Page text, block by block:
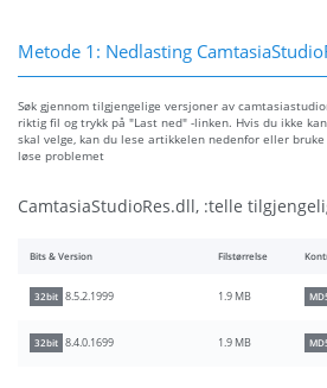
Metode 1: Nedlasting
Søk gjennom tilgjengelige versjoner av
riktig fil og trykk på "Last ned" -linken. Hvis du ikke
skal velge, kan du lese artikkelen nedenfor eller
løse problemet
CamtasiaStudioRes.dll, :telle
Bits & Version Filstørrelse
32bit 8.5.2.1999 1.9 MB
32bit 8.4.0.1699 1.9 MB